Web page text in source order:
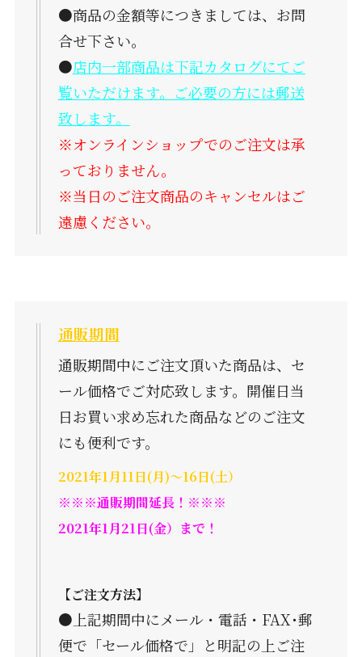
●商品の金額等につきましては、お問
合せ下さい。
●店内一部商品は下記カタログにてご
覧いただけます。ご必要の方には郵送
致します。
※オンラインショップでのご注文は承
っておりません。
※当日のご注文商品のキャンセルはご
遠慮ください。
通販期間
通販期間中にご注文頂いた商品は、セ
ール価格でご対応致します。開催日当
日お買い求め忘れた商品などのご注文
にも便利です。
2021年1月11日(月)～16日(土）
※※※通販期間延長！※※※
2021年1月21日(金）まで！
【ご注文方法】
●上記期間中にメール・電話・FAX･郵
便で「セール価格で」と明記の上ご注